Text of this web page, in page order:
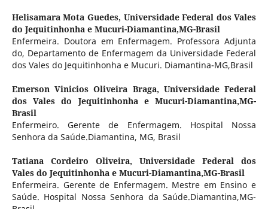
Helisamara Mota Guedes, Universidade Federal dos Vales
do Jequitinhonha e Mucuri-Diamantina,MG-Brasil
Enfermeira. Doutora em Enfermagem. Professora Adjunta
do, Departamento de Enfermagem da Universidade Federal
dos Vales do Jequitinhonha e Mucuri. Diamantina-MG,Brasil
Emerson Vinicios Oliveira Braga, Universidade Federal
dos Vales do Jequitinhonha e Mucuri-Diamantina,MG-
Brasil
Enfermeiro. Gerente de Enfermagem. Hospital Nossa
Senhora da Saúde.Diamantina, MG, Brasil
Tatiana Cordeiro Oliveira,Universidade Federal dos
Vales do Jequitinhonha e Mucuri-Diamantina,MG-Brasil
Enfermeira. Gerente de Enfermagem. Mestre em Ensino e
Saúde. Hospital Nossa Senhora da Saúde.Diamantina,MG-